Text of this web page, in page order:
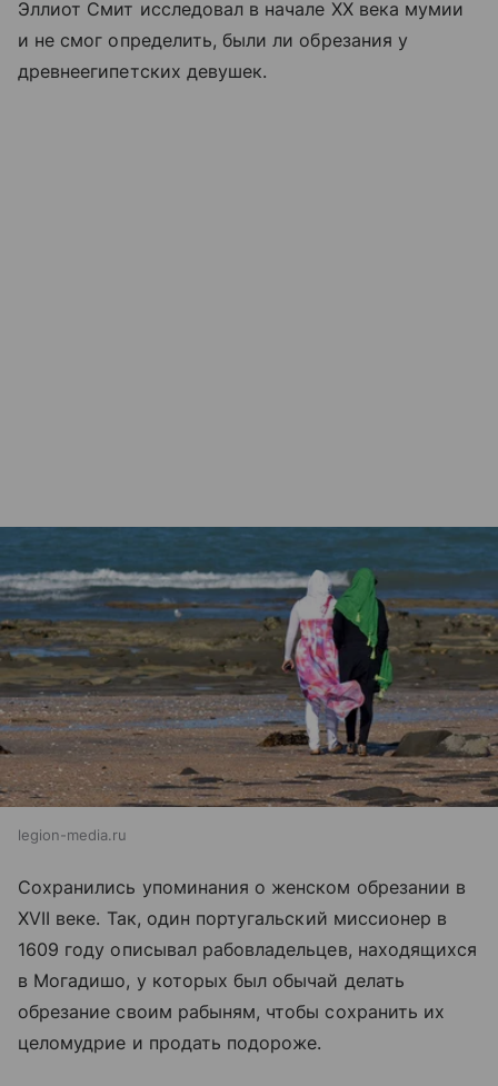
Эллиот Смит исследовал в начале XX века мумии
и не смог определить, были ли обрезания у
древнеегипетских девушек.
legion-media.ru
Сохранились упоминания о женском обрезании в
XVII веке. Так, один португальский миссионер в
1609 году описывал рабовладельцев, находящихся
в Могадишо, у которых был обычай делать
обрезание своим рабыням, чтобы сохранить их
целомудрие и продать подороже.